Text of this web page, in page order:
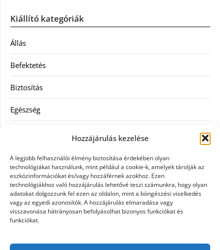
Hozzájárulás kezelése
A legjobb felhasználói élmény biztosítása érdekében olyan
technológiákat használunk, mint például a cookie-k, amelyek tárolják az
eszközinformációkat és/vagy hozzáférnek azokhoz. Ezen
technológiákhoz való hozzájárulás lehetővé teszi számunkra, hogy olyan
adatokat dolgozzunk fel ezen az oldalon, mint a böngészési viselkedés
vagy az egyedi azonosítók. A hozzájárulás elmaradása vagy
visszavonása hátrányosan befolyásolhat bizonyos funkciókat és
funkciókat.
Kiállító kategóriák
Állás
Befektetés
Biztosítás
Egészség
Ingatlan
Művészetek és szórakozás
Múzeumok
Szolgáltatás
Szórakozás